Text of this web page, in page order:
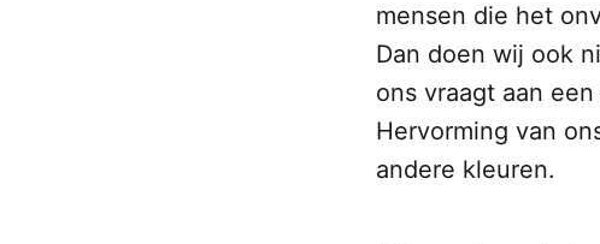
mensen die het
Dan doen wij ook
ons vraagt aan
Hervorming van
andere kleuren.